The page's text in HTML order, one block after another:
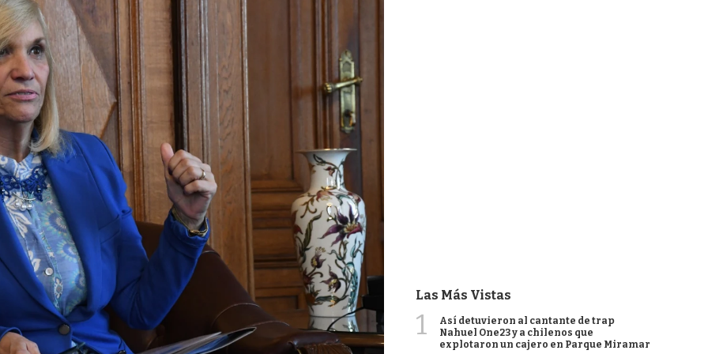
Las Más Vistas
1
Así detuvieron al cantante de trap
Nahuel One23 y a chilenos que
explotaron un cajero en Parque Miramar